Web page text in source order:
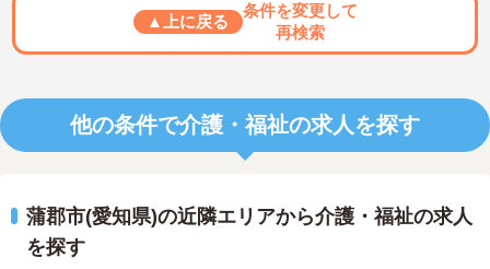
▲上に戻る
条件を変更して
再検索
他の条件で介護・福祉の求人を探す
蒲郡市(愛知県)の近隣エリアから介護・福祉の求人
を探す